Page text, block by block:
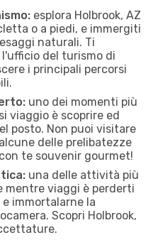
esplora Holbrook, AZ
o a piedi, e immergiti
naturali. Ti
del turismo di
i principali percorsi
uno dei momenti più
viaggio è scoprire ed
posto. Non puoi visitare
delle prelibatezze
te souvenir gourmet!
una delle attività più
mentre viaggi è perderti
immortalarne la
Scopri Holbrook,